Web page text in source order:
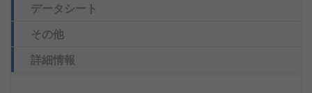
データシート
その他
詳細情報